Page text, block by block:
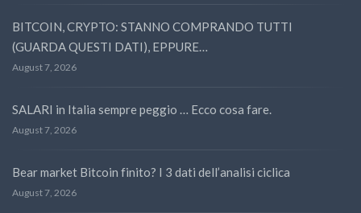
BITCOIN, CRYPTO: STANNO COMPRANDO TUTTI
(GUARDA QUESTI DATI), EPPURE…
August 7, 2026
SALARI in Italia sempre peggio … Ecco cosa fare.
August 7, 2026
Bear market Bitcoin finito? I 3 dati dell’analisi ciclica
August 7, 2026